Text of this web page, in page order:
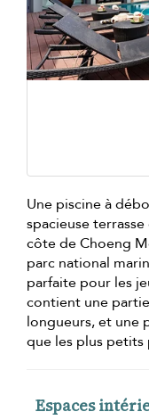
Une piscine à
spacieuse
côte de Choeng
parc national
parfaite pour les
contient une
longueurs, et une
que les plus
Espaces